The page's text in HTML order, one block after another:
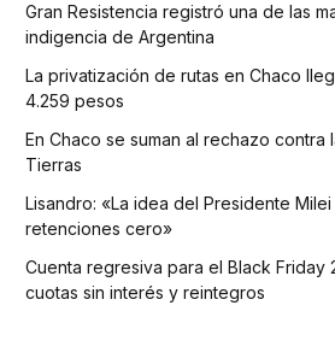
Gran Resistencia registró una de las
indigencia de Argentina
La privatización de rutas en Chaco
4.259 pesos
En Chaco se suman al rechazo contra
Tierras
Lisandro: «La idea del Presidente
retenciones cero»
Cuenta regresiva para el Black Friday
cuotas sin interés y reintegros